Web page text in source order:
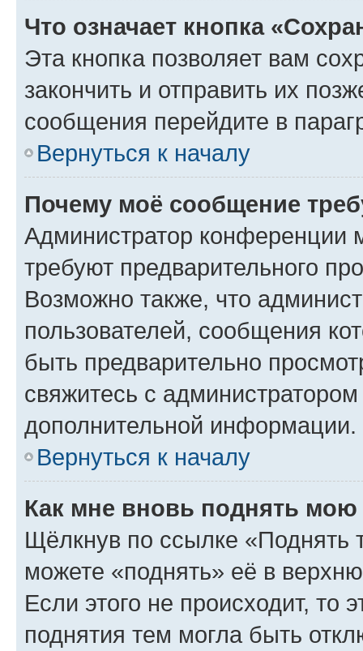
Что означает кнопка
Эта кнопка позволяет вам
закончить и отправить их
сообщения перейдите в
Вернуться к началу
Почему моё сообщение
Администратор конференции
требуют предварительного
Возможно также, что
пользователей, сообщения
быть предварительно
свяжитесь с
дополнительной информации.
Вернуться к началу
Как мне вновь поднять мою
Щёлкнув по ссылке «Поднять
можете «поднять» её в
Если этого не происходит, то
поднятия тем могла быть